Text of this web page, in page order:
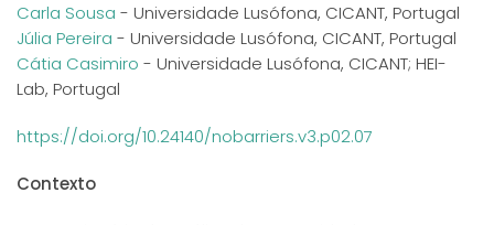
Carla Sousa - Universidade Lusófona, CICANT, Portugal
Júlia Pereira - Universidade Lusófona, CICANT, Portugal
Cátia Casimiro - Universidade Lusófona, CICANT; HEI-
Lab, Portugal
https://doi.org/10.24140/nobarriers.v3.p02.07
Contexto